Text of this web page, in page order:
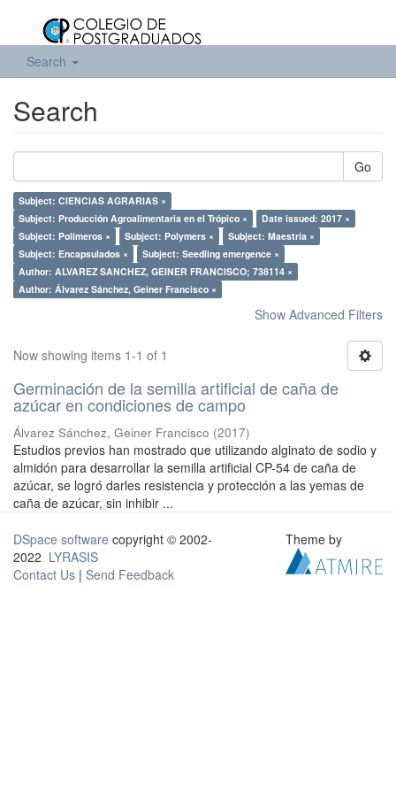
Search
Search
Go
Subject: CIENCIAS AGRARIAS ×
Subject: Producción Agroalimentaria en el Trópico ×
Date issued: 2017 ×
Subject: Polímeros ×
Subject: Polymers ×
Subject: Maestría ×
Subject: Encapsulados ×
Subject: Seedling emergence ×
Author: ALVAREZ SANCHEZ, GEINER FRANCISCO; 738114 ×
Author: Álvarez Sánchez, Geiner Francisco ×
Show Advanced Filters
Now showing items 1-1 of 1
Germinación de la semilla artificial de caña de
azúcar en condiciones de campo
Álvarez Sánchez, Geiner Francisco (2017)
Estudios previos han mostrado que utilizando alginato de sodio y
almidón para desarrollar la semilla artificial CP-54 de caña de
azúcar, se logró darles resistencia y protección a las yemas de
caña de azúcar, sin inhibir ...
DSpace software copyright © 2002-
2022 LYRASIS
Contact Us | Send Feedback
Theme by